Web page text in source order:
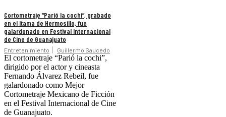
Cortometraje “Parió la cochi”, grabado
en el Itama de Hermosillo, fue
galardonado en Festival Internacional
de Cine de Guanajuato
Entretenimiento Guillermo Saucedo
El cortometraje “Parió la cochi”,
dirigido por el actor y cineasta
Fernando Álvarez Rebeil, fue
galardonado como Mejor
Cortometraje Mexicano de Ficción
en el Festival Internacional de Cine
de Guanajuato.